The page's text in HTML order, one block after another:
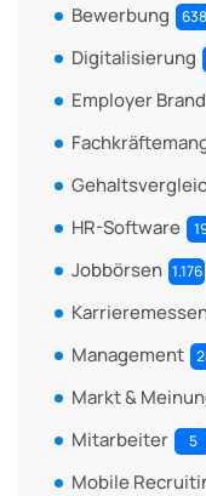
Bewerbung 638
Digitalisierung
Employer
HR-Software
Jobbörsen 1.176
Management
Markt &
Mitarbeiter 5
Mobile